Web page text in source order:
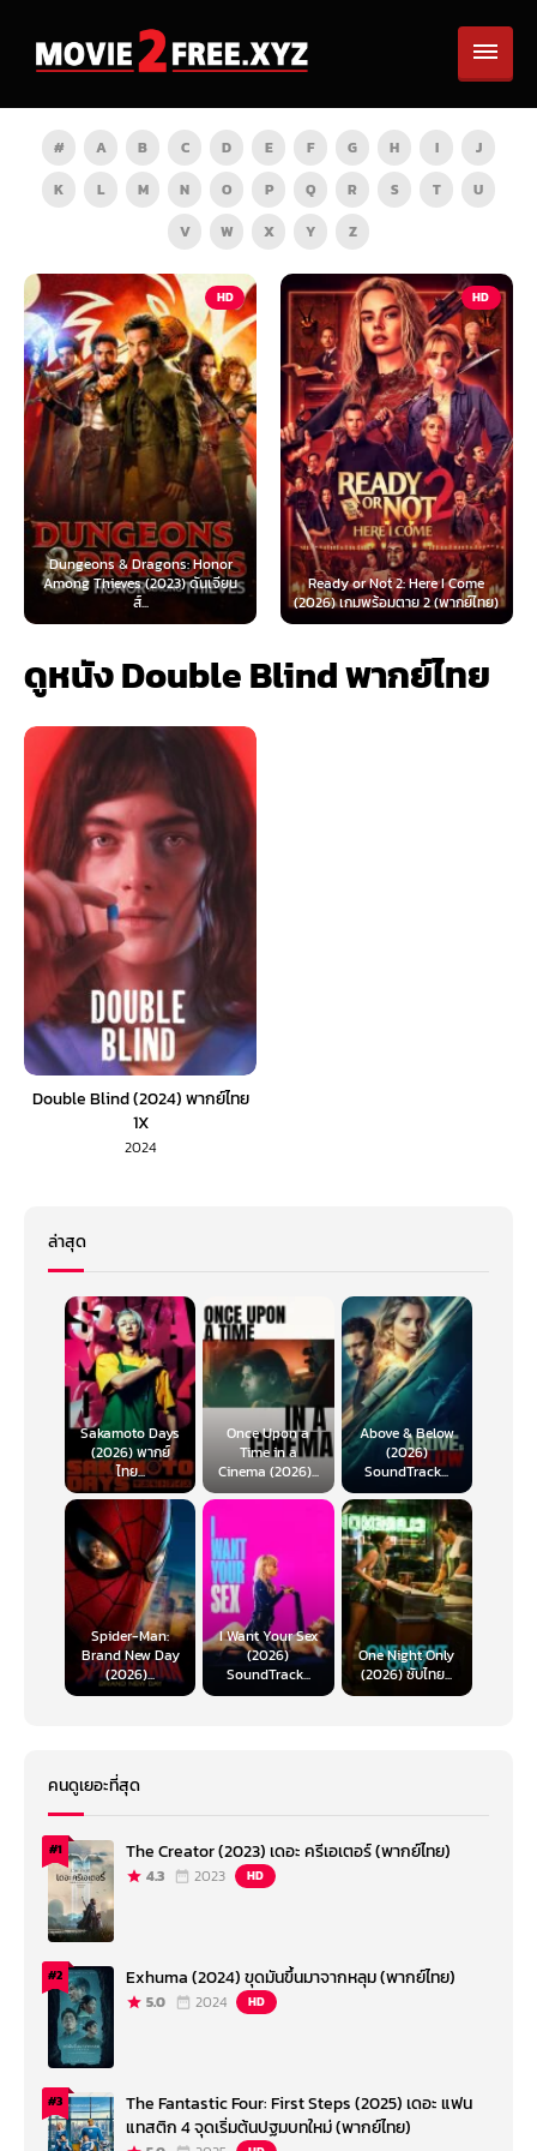
# A B C D E F G H I
J
K
L M N O P Q R S T
U
V
W X Y Z
HD
Honor
ดันเจียน
HD
Ready or Not 2: Here I Come
(2026) เกมพร้อมตาย 2 (พากย์ไทย)
Now You See Me:
(2025) อาชญากล
ดูหนัง Double Blind พากย์ไทย
Double Blind (2024) พากย์ไทย
1X
2024
ล่าสุด
Sakamoto Days
(2026) พากย์
ไทย...
Once Upon a
Time in a
Cinema (2026)...
Above & Below
(2026)
SoundTrack...
Spider-Man:
Brand New Day
(2026)...
I Want Your Sex
(2026)
SoundTrack...
One Night Only
(2026) ซับไทย...
คนดูเยอะที่สุด
#1 The Creator (2023) เดอะ ครีเอเตอร์ (พากย์ไทย)
4.3 2023 HD
#2 Exhuma (2024) ขุดมันขึ้นมาจากหลุม (พากย์ไทย)
5.0 2024 HD
#3
The Fantastic Four: First Steps (2025) เดอะ แฟน
แทสติก 4 จุดเริ่มต้นปฐมบทใหม่ (พากย์ไทย)